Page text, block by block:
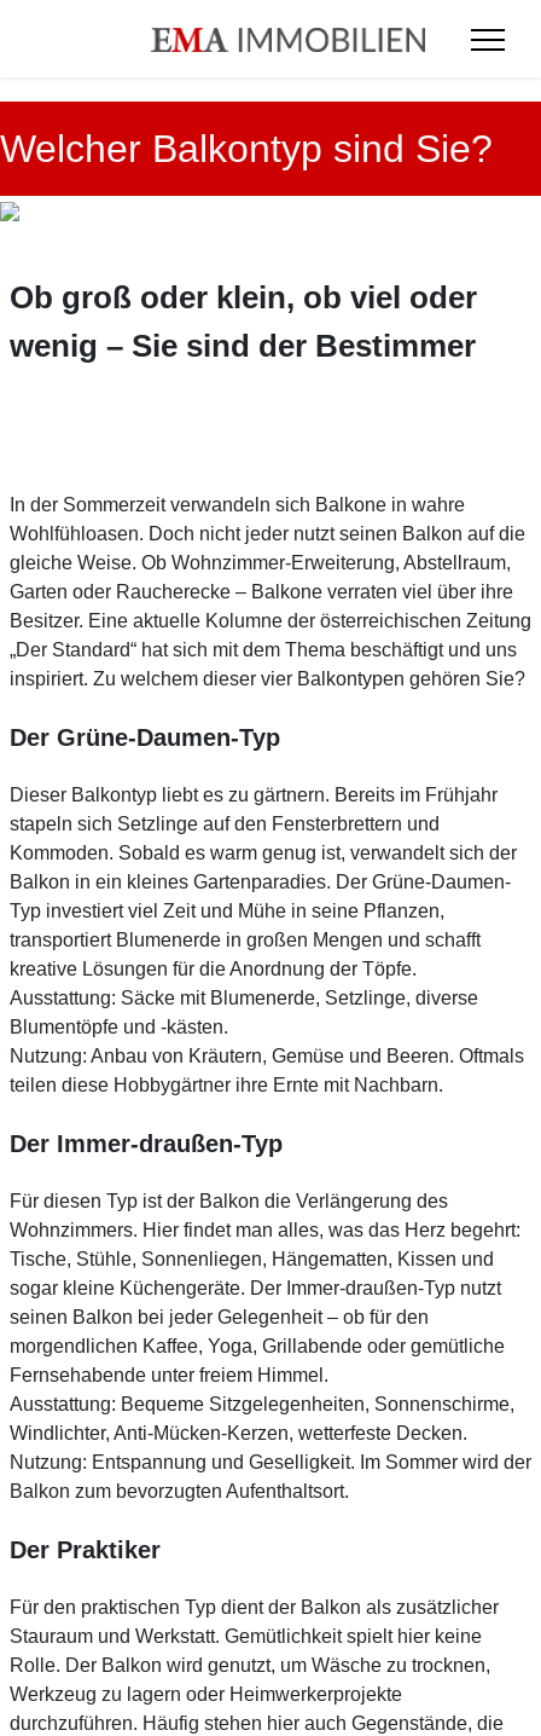
Welcher Balkontyp sind Sie?
Ob groß oder klein, ob viel oder
wenig – Sie sind der Bestimmer
In der Sommerzeit verwandeln sich Balkone in wahre
Wohlfühloasen. Doch nicht jeder nutzt seinen Balkon auf die
gleiche Weise. Ob Wohnzimmer-Erweiterung, Abstellraum,
Garten oder Raucherecke – Balkone verraten viel über ihre
Besitzer. Eine aktuelle Kolumne der österreichischen Zeitung
„Der Standard“ hat sich mit dem Thema beschäftigt und uns
inspiriert. Zu welchem dieser vier Balkontypen gehören Sie?
Der Grüne-Daumen-Typ
Dieser Balkontyp liebt es zu gärtnern. Bereits im Frühjahr
stapeln sich Setzlinge auf den Fensterbrettern und
Kommoden. Sobald es warm genug ist, verwandelt sich der
Balkon in ein kleines Gartenparadies. Der Grüne-Daumen-
Typ investiert viel Zeit und Mühe in seine Pflanzen,
transportiert Blumenerde in großen Mengen und schafft
kreative Lösungen für die Anordnung der Töpfe.
Ausstattung: Säcke mit Blumenerde, Setzlinge, diverse
Blumentöpfe und -kästen.
Nutzung: Anbau von Kräutern, Gemüse und Beeren. Oftmals
teilen diese Hobbygärtner ihre Ernte mit Nachbarn.
Der Immer-draußen-Typ
Für diesen Typ ist der Balkon die Verlängerung des
Wohnzimmers. Hier findet man alles, was das Herz begehrt:
Tische, Stühle, Sonnenliegen, Hängematten, Kissen und
sogar kleine Küchengeräte. Der Immer-draußen-Typ nutzt
seinen Balkon bei jeder Gelegenheit – ob für den
morgendlichen Kaffee, Yoga, Grillabende oder gemütliche
Fernsehabende unter freiem Himmel.
Ausstattung: Bequeme Sitzgelegenheiten, Sonnenschirme,
Windlichter, Anti-Mücken-Kerzen, wetterfeste Decken.
Nutzung: Entspannung und Geselligkeit. Im Sommer wird der
Balkon zum bevorzugten Aufenthaltsort.
Der Praktiker
Für den praktischen Typ dient der Balkon als zusätzlicher
Stauraum und Werkstatt. Gemütlichkeit spielt hier keine
Rolle. Der Balkon wird genutzt, um Wäsche zu trocknen,
Werkzeug zu lagern oder Heimwerkerprojekte
durchzuführen. Häufig stehen hier auch Gegenstände, die